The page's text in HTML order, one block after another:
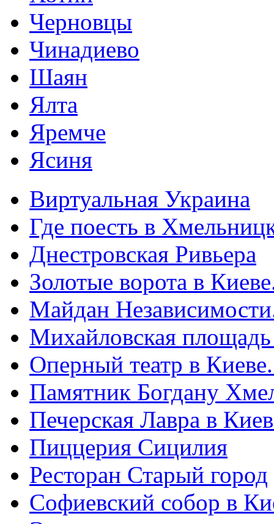
Черновцы
Чинадиево
Шаян
Ялта
Яремче
Ясиня
Виртуальная Украина
Где поесть в
Днестровская Ривьера
Золотые ворота в
Майдан
Михайловская
Оперный театр в
Памятник Богдану
Печерская Лавра в
Пиццерия Сицилия
Ресторан Старый город
Софиевский собор в